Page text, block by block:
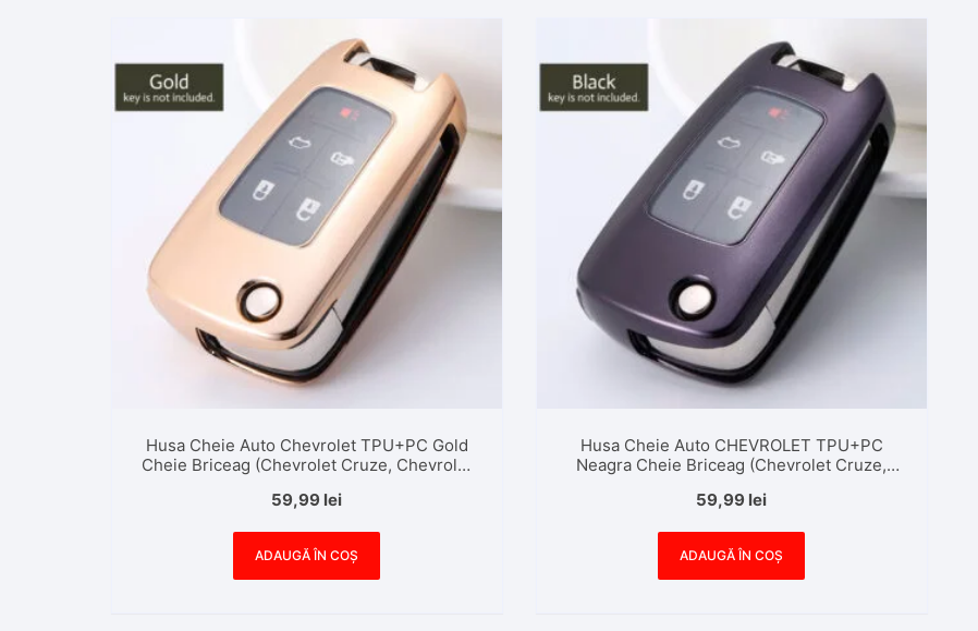
Husa Cheie Auto Chevrolet TPU+PC Gold
Cheie Briceag (Chevrolet Cruze, Chevrolet
59,99 lei
ADAUGĂ ÎN COȘ
Husa Cheie Auto CHEVROLET TPU+PC
Neagra Cheie Briceag (Chevrolet Cruze,
59,99 lei
ADAUGĂ ÎN COȘ